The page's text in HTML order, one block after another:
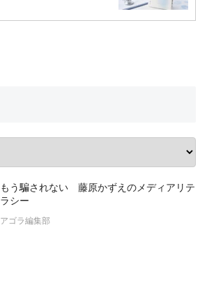
もう騙されない 藤原かずえのメディアリテ
ラシー
アゴラ編集部